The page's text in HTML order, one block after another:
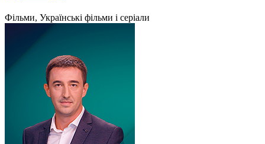
Фільми, Українські фільми і серіали